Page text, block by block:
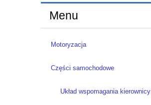
Menu
Motoryzacja
Części samochodowe
Układ wspomagania kierownicy